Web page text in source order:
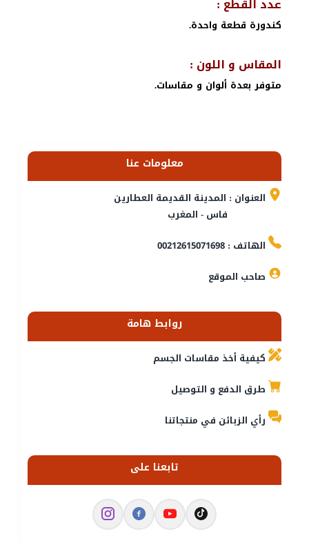
عدد القطع :
كندورة قطعة واحدة.
المقاس و اللون :
متوفر بعدة ألوان و مقاسات.
معلومات عنا
العنوان : المدينة القديمة العطارين
فاس - المغرب
الهاتف : 00212615071698
صاحب الموقع
روابط هامة
كيفية أخذ مقاسات الجسم
طرق الدفع و التوصيل
رأي الزبائن في منتجاتنا
تابعنا على